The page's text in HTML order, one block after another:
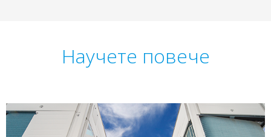
Научете повече